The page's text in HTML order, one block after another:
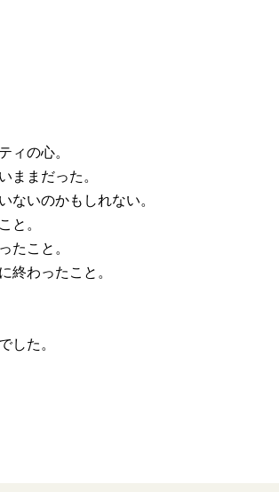
ィの心。
ままだった。
ないのかもしれない。
と。
たこと。
終わったこと。
した。